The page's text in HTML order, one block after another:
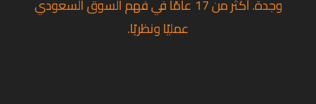
وجدة. أكثر من 17 عامًا في فهم السوق السعودي
عمليًا ونظريًا.